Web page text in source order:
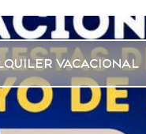
VACACIONAL